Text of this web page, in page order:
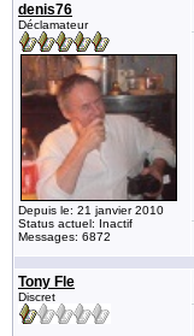
denis76
Déclamateur
Depuis le: 21 janvier 2010
Status actuel: Inactif
Messages: 6872
Tony Fle
Discret